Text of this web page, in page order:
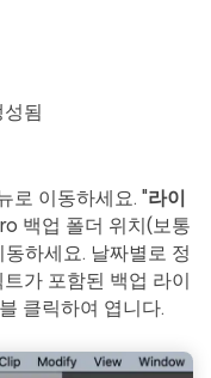
됨
로 이동하세요. "라이
백업 폴더 위치(보통
하세요. 날짜별로 정
가 포함된 백업 라이
클릭하여 엽니다.